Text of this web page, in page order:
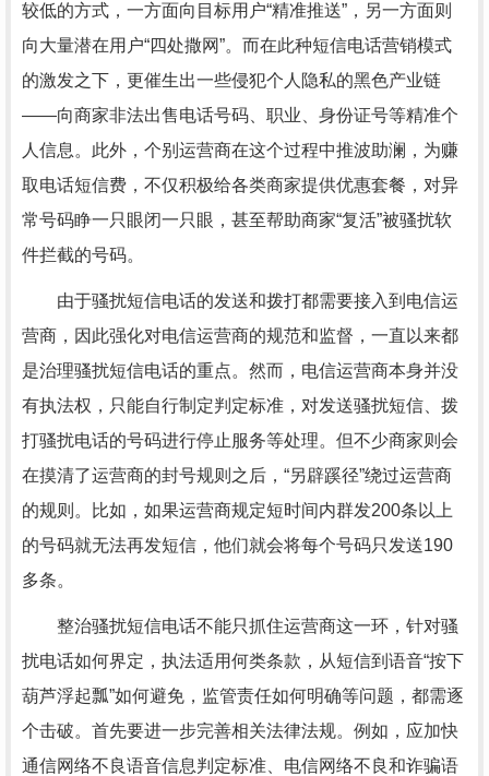
较低的方式，一方面向目标用户“精准推送”，另一方面则
向大量潜在用户“四处撒网”。而在此种短信电话营销模式
的激发之下，更催生出一些侵犯个人隐私的黑色产业链
——向商家非法出售电话号码、职业、身份证号等精准个
人信息。此外，个别运营商在这个过程中推波助澜，为赚
取电话短信费，不仅积极给各类商家提供优惠套餐，对异
常号码睁一只眼闭一只眼，甚至帮助商家“复活”被骚扰软
件拦截的号码。
由于骚扰短信电话的发送和拨打都需要接入到电信运
营商，因此强化对电信运营商的规范和监督，一直以来都
是治理骚扰短信电话的重点。然而，电信运营商本身并没
有执法权，只能自行制定判定标准，对发送骚扰短信、拨
打骚扰电话的号码进行停止服务等处理。但不少商家则会
在摸清了运营商的封号规则之后，“另辟蹊径”绕过运营商
的规则。比如，如果运营商规定短时间内群发200条以上
的号码就无法再发短信，他们就会将每个号码只发送190
多条。
整治骚扰短信电话不能只抓住运营商这一环，针对骚
扰电话如何界定，执法适用何类条款，从短信到语音“按下
葫芦浮起瓢”如何避免，监管责任如何明确等问题，都需逐
个击破。首先要进一步完善相关法律法规。例如，应加快
通信网络不良语音信息判定标准、电信网络不良和诈骗语